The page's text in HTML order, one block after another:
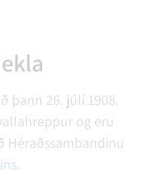
þann 26. júlí 1908.
og eru
Héraðssambandinu